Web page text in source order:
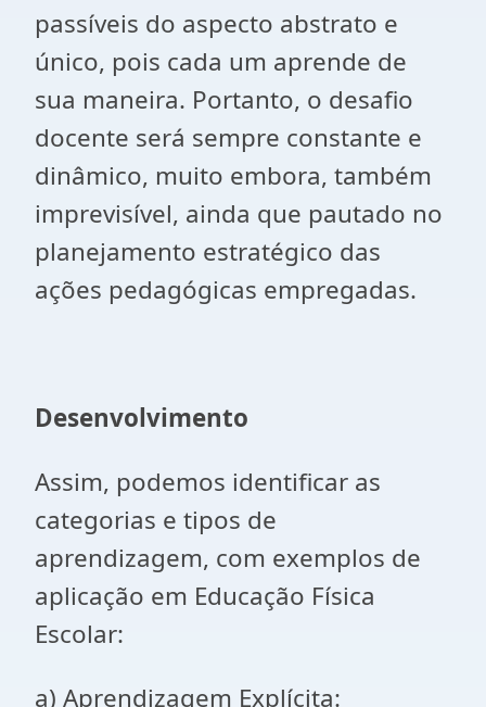
passíveis do aspecto abstrato e
único, pois cada um aprende de
sua maneira. Portanto, o desafio
docente será sempre constante e
dinâmico, muito embora, também
imprevisível, ainda que pautado no
planejamento estratégico das
ações pedagógicas empregadas.
Desenvolvimento
Assim, podemos identificar as
categorias e tipos de
aprendizagem, com exemplos de
aplicação em Educação Física
Escolar:
a) Aprendizagem Explícita: